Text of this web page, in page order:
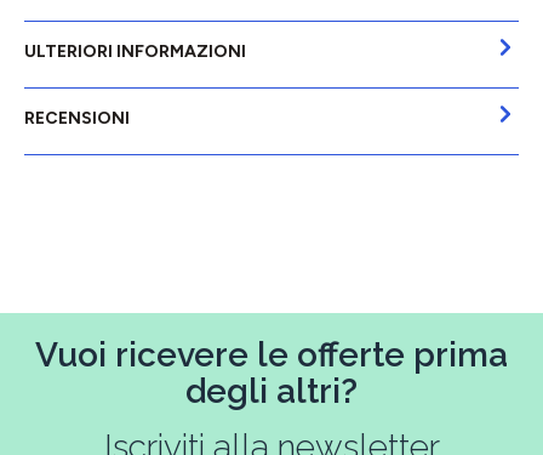
ULTERIORI INFORMAZIONI
RECENSIONI
Vuoi ricevere le offerte prima
degli altri?
Iscriviti alla newsletter